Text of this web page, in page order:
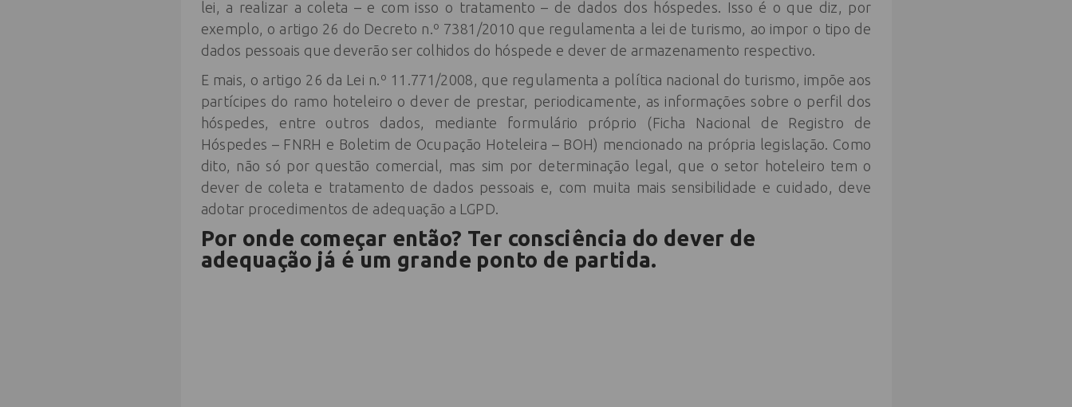
lei, a realizar a coleta – e com isso o tratamento – de dados dos hóspedes. Isso é o que diz, por
exemplo, o artigo 26 do Decreto n.º 7381/2010 que regulamenta a lei de turismo, ao impor o tipo de
dados pessoais que deverão ser colhidos do hóspede e dever de armazenamento respectivo.
E mais, o artigo 26 da Lei n.º 11.771/2008, que regulamenta a política nacional do turismo, impõe aos
partícipes do ramo hoteleiro o dever de prestar, periodicamente, as informações sobre o perfil dos
hóspedes, entre outros dados, mediante formulário próprio (Ficha Nacional de Registro de
Hóspedes – FNRH e Boletim de Ocupação Hoteleira – BOH) mencionado na própria legislação. Como
dito, não só por questão comercial, mas sim por determinação legal, que o setor hoteleiro tem o
dever de coleta e tratamento de dados pessoais e, com muita mais sensibilidade e cuidado, deve
adotar procedimentos de adequação a LGPD.
Por onde começar então? Ter consciência do dever de
adequação já é um grande ponto de partida.